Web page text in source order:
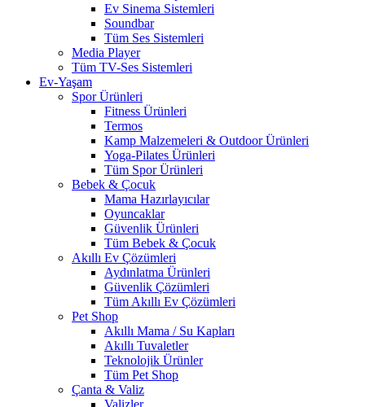
Ev Sinema Sistemleri
Soundbar
Tüm Ses Sistemleri
Media Player
Tüm TV-Ses Sistemleri
Ev-Yaşam
Spor Ürünleri
Fitness Ürünleri
Termos
Kamp Malzemeleri & Outdoor Ürünleri
Yoga-Pilates Ürünleri
Tüm Spor Ürünleri
Bebek & Çocuk
Mama Hazırlayıcılar
Oyuncaklar
Güvenlik Ürünleri
Tüm Bebek & Çocuk
Akıllı Ev Çözümleri
Aydınlatma Ürünleri
Güvenlik Çözümleri
Tüm Akıllı Ev Çözümleri
Pet Shop
Akıllı Mama / Su Kapları
Akıllı Tuvaletler
Teknolojik Ürünler
Tüm Pet Shop
Çanta & Valiz
Valizler